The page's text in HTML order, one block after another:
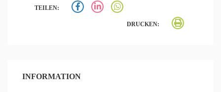
TEILEN:
DRUCKEN:
INFORMATION